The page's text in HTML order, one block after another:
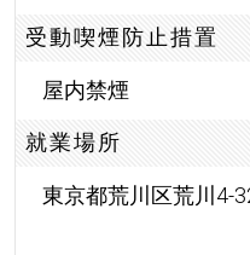
受動喫煙防止措置
屋内禁煙
就業場所
東京都荒川区荒川